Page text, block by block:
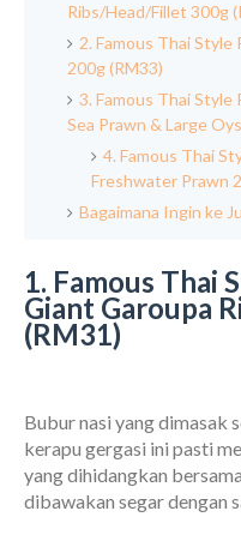
Ribs/Head/Fillet 300g
2. Famous Thai Style
200g (RM33)
3. Famous Thai Style
Sea Prawn & Large
4. Famous Thai
Freshwater Prawn
Bagaimana Ingin ke
1. Famous Thai
Giant Garoupa
(RM31)
Bubur nasi yang dimasak
kerapu gergasi ini pasti
yang dihidangkan
dibawakan segar dengan